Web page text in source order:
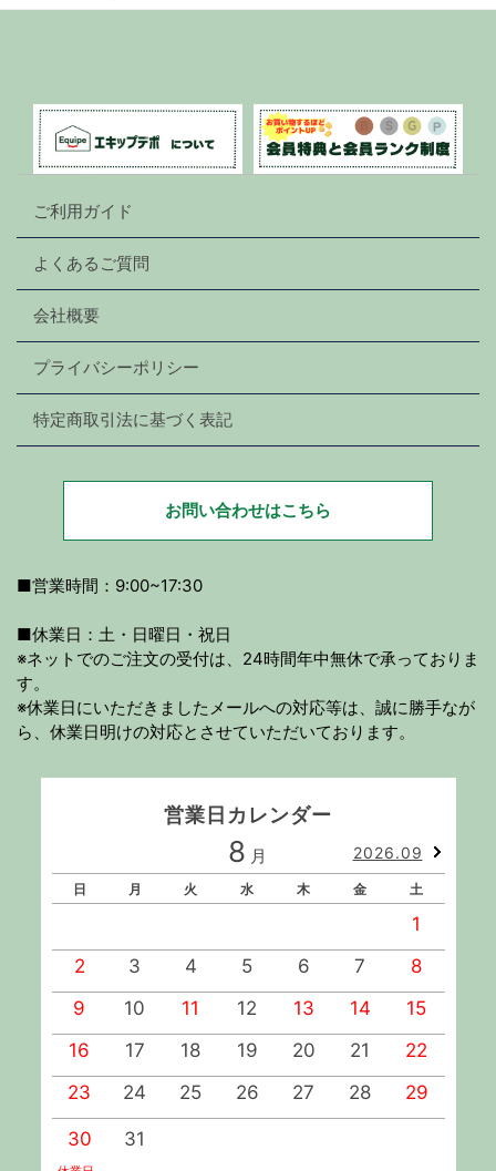
ご利用ガイド
よくあるご質問
会社概要
プライバシーポリシー
特定商取引法に基づく表記
お問い合わせはこちら
■営業時間：9:00~17:30
■休業日：土・日曜日・祝日
※ネットでのご注文の受付は、24時間年中無休で承っておりま
す。
※休業日にいただきましたメールへの対応等は、誠に勝手なが
ら、休業日明けの対応とさせていただいております。
営業日カレンダー
8 月 2026.09
日 月 火 水 木 金 土
1
2
3 4 5 6 7
8
9
10 11 12 13 14
15
16
17 18 19 20 21
22
23
24 25 26 27 28 29
30 31